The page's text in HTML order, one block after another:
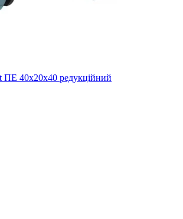
ПЕ 40х20х40 редукційний